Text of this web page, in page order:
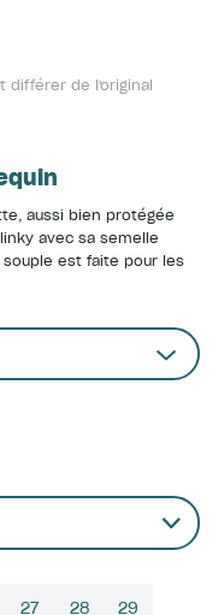
différer de l'original
aussi bien protégée
avec sa semelle
est faite pour les
27 28 29